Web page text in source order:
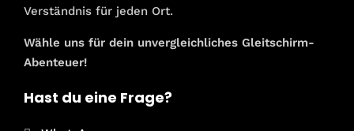
Verständnis für jeden Ort.
Wähle uns für dein unvergleichliches Gleitschirm-
Abenteuer!
Hast du eine Frage?